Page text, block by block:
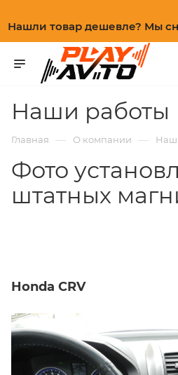
Нашли товар дешевле? Мы
Наши работы
Главная — О компании —
Фото
штатных
Honda CRV